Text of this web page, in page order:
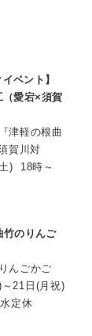
ベント】
（愛宕×須賀
津軽の根曲
賀川対
) 18時～
竹のりんご
んごかご
21日(月祝)
定休